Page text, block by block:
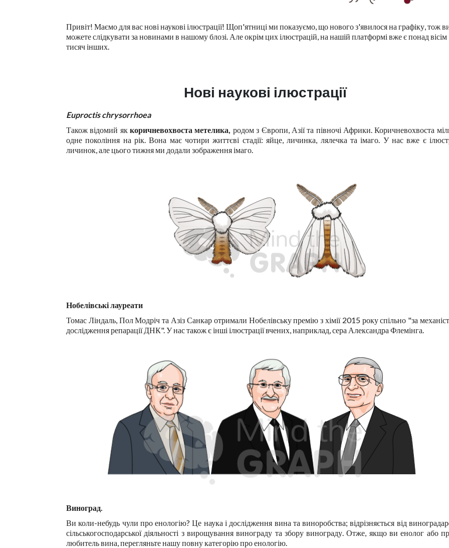
Привіт! Маємо для вас нові наукові ілюстрації! Щоп'ятниці ми показуємо, що нового з'явилося на графіку, тож
можете слідкувати за новинами в нашому блозі. Але окрім цих ілюстрацій, на нашій платформі вже є понад вісім
тисяч інших.
Нові наукові ілюстрації
Euproctis chrysorrhoea
Також відомий яккоричневохвоста метелика, родом з Європи, Азії та півночі Африки. Коричневохвоста
одне покоління на рік. Вона має чотири життєві стадії: яйце, личинка, лялечка та імаго. У нас вже є
личинок, але цього тижня ми додали зображення імаго.
Нобелівські лауреати
Томас Ліндаль, Пол Модріч та Азіз Санкар отримали Нобелівську премію з хімії 2015 року спільно "за
дослідження репарації ДНК". У нас також є інші ілюстрації вчених, наприклад, сера Александра Флемінга.
Виноград.
Ви коли-небудь чули про енологію? Це наука і дослідження вина та виноробства; відрізняється від
сільськогосподарської діяльності з вирощування винограду та збору винограду. Отже, якщо ви енолог або
любитель вина, перегляньте нашу повну категорію про енологію.